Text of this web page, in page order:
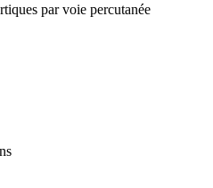
par voie percutanée